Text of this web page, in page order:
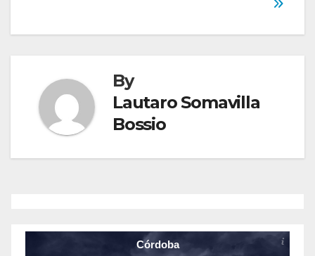
By
Lautaro Somavilla
Bossio
Córdoba